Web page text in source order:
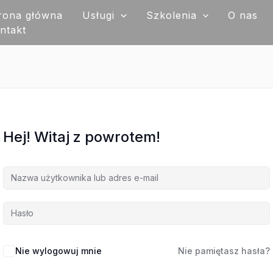
główna Usługi Szkolenia O nas
Hej! Witaj z powrotem!
Nie wylogowuj mnie Nie pamiętasz hasła?